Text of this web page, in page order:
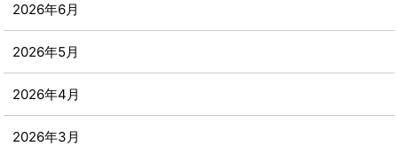
2026年6月
2026年5月
2026年4月
2026年3月